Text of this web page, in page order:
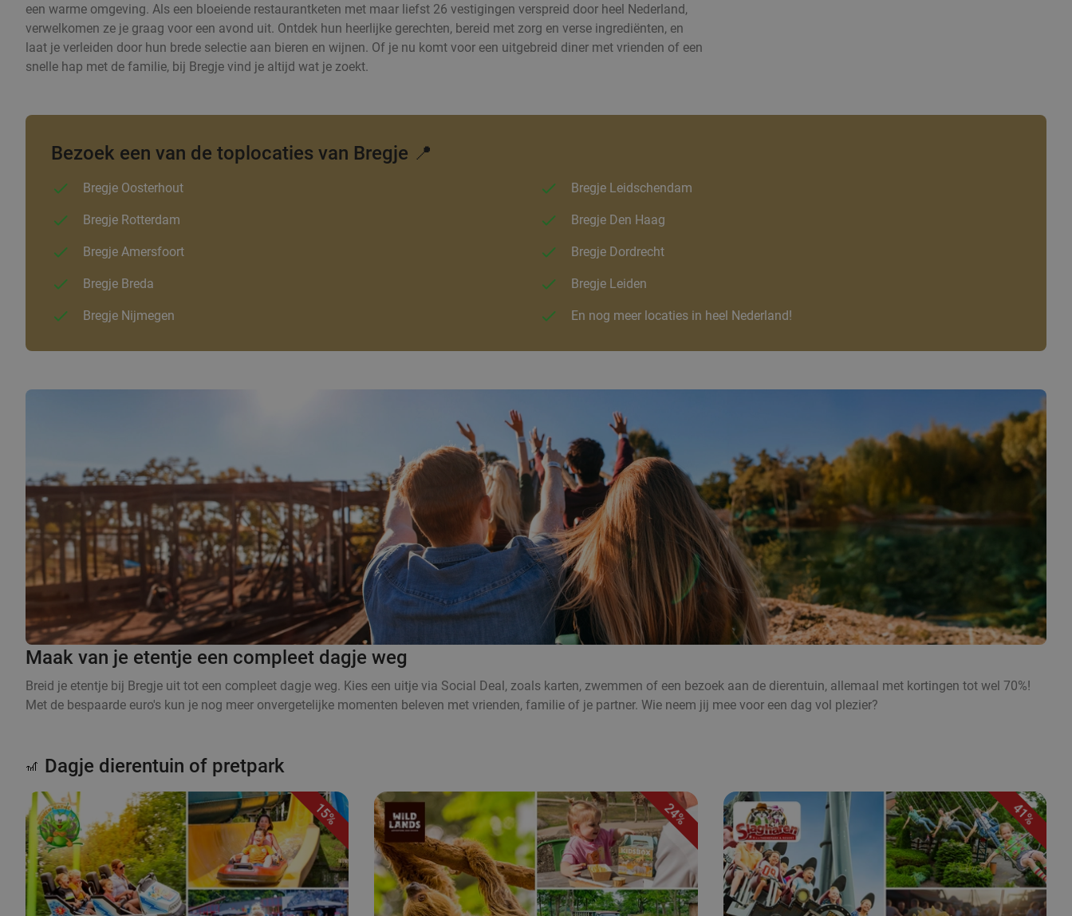
een warme omgeving. Als een bloeiende restaurantketen met maar liefst 26 vestigingen verspreid door heel Nederland,
verwelkomen ze je graag voor een avond uit. Ontdek hun heerlijke gerechten, bereid met zorg en verse ingrediënten, en
laat je verleiden door hun brede selectie aan bieren en wijnen. Of je nu komt voor een uitgebreid diner met vrienden of een
snelle hap met de familie, bij Bregje vind je altijd wat je zoekt.
Bezoek een van de toplocaties van Bregje 📍
Bregje Oosterhout
Bregje Rotterdam
Bregje Amersfoort
Bregje Breda
Bregje Nijmegen
Bregje Leidschendam
Bregje Den Haag
Bregje Dordrecht
Bregje Leiden
En nog meer locaties in heel Nederland!
Maak van je etentje een compleet dagje weg
Breid je etentje bij Bregje uit tot een compleet dagje weg. Kies een uitje via Social Deal, zoals karten, zwemmen of een bezoek aan de dierentuin, allemaal met kortingen tot wel 70%!
Met de bespaarde euro's kun je nog meer onvergetelijke momenten beleven met vrienden, familie of je partner. Wie neem jij mee voor een dag vol plezier?
🎢 Dagje dierentuin of pretpark
15% 24% 41%